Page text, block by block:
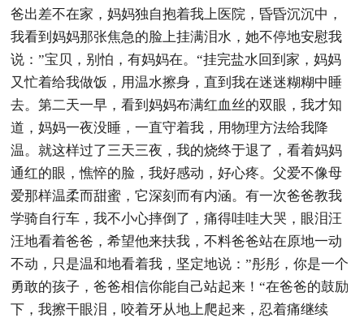
爸出差不在家，妈妈独自抱着我上医院，昏昏沉沉中，
我看到妈妈那张焦急的脸上挂满泪水，她不停地安慰我
说：”宝贝，别怕，有妈妈在。“挂完盐水回到家，妈妈
又忙着给我做饭，用温水擦身，直到我在迷迷糊糊中睡
去。第二天一早，看到妈妈布满红血丝的双眼，我才知
道，妈妈一夜没睡，一直守着我，用物理方法给我降
温。就这样过了三天三夜，我的烧终于退了，看着妈妈
通红的眼，憔悴的脸，我好感动，好心疼。父爱不像母
爱那样温柔而甜蜜，它深刻而有内涵。有一次爸爸教我
学骑自行车，我不小心摔倒了，痛得哇哇大哭，眼泪汪
汪地看着爸爸，希望他来扶我，不料爸爸站在原地一动
不动，只是温和地看着我，坚定地说：”彤彤，你是一个
勇敢的孩子，爸爸相信你能自己站起来！“在爸爸的鼓励
下，我擦干眼泪，咬着牙从地上爬起来，忍着痛继续